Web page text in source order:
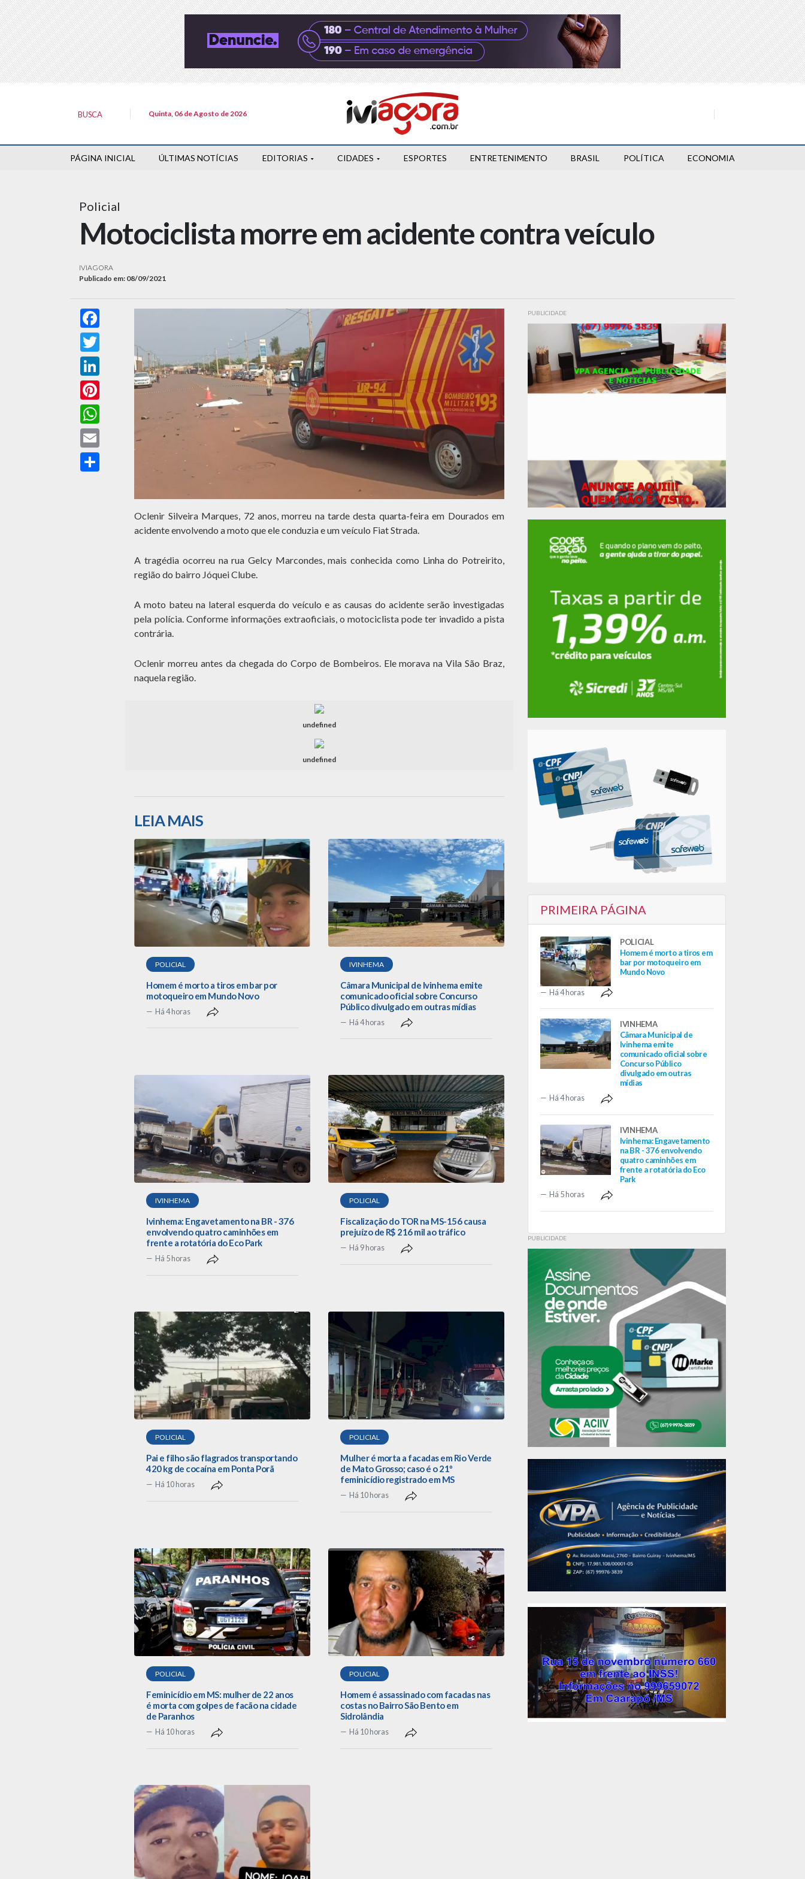
BUSCA Quinta, 06 de Agosto de 2026
PÁGINA INICIAL ÚLTIMAS NOTÍCIAS EDITORIAS CIDADES ESPORTES ENTRETENIMENTO BRASIL POLÍTICA ECONOMIA
Policial
Motociclista morre em acidente contra veículo
IVIAGORA
Publicado em: 08/09/2021
LinkedIn
Pinterest
Oclenir Silveira Marques, 72 anos, morreu na tarde desta quarta-feira em Dourados em
acidente envolvendo a moto que ele conduzia e um veículo Fiat Strada.
A tragédia ocorreu na rua Gelcy Marcondes, mais conhecida como Linha do Potreirito,
região do bairro Jóquei Clube.
A moto bateu na lateral esquerda do veículo e as causas do acidente serão investigadas
pela polícia. Conforme informações extraoficiais, o motociclista pode ter invadido a pista
contrária.
Oclenir morreu antes da chegada do Corpo de Bombeiros. Ele morava na Vila São Braz,
naquela região.
undefined
undefined
LEIA MAIS
POLICIAL
Homem é morto a tiros em bar por
motoqueiro em Mundo Novo
Há 4 horas
IVINHEMA
Câmara Municipal de Ivinhema emite
comunicado oficial sobre Concurso
Público divulgado em outras mídias
Há 4 horas
IVINHEMA
Ivinhema: Engavetamento na BR - 376
envolvendo quatro caminhões em
frente a rotatória do Eco Park
Há 5 horas
POLICIAL
Fiscalização do TOR na MS-156 causa
prejuízo de R$ 216 mil ao tráfico
Há 9 horas
POLICIAL
Pai e filho são flagrados transportando
420 kg de cocaína em Ponta Porã
Há 10 horas
POLICIAL
Mulher é morta a facadas em Rio Verde
de Mato Grosso; caso é o 21º
feminicídio registrado em MS
Há 10 horas
POLICIAL
Feminicídio em MS: mulher de 22 anos
é morta com golpes de facão na cidade
de Paranhos
Há 10 horas
POLICIAL
Homem é assassinado com facadas nas
costas no Bairro São Bento em
Sidrolândia
Há 10 horas
PUBLICIDADE
PRIMEIRA PÁGINA
POLICIAL
Homem é morto a tiros em
bar por motoqueiro em
Mundo Novo
Há 4 horas
IVINHEMA
Câmara Municipal de
Ivinhema emite
comunicado oficial sobre
Concurso Público
divulgado em outras
mídias
Há 4 horas
IVINHEMA
Ivinhema: Engavetamento
na BR - 376 envolvendo
quatro caminhões em
frente a rotatória do Eco
Park
Há 5 horas
PUBLICIDADE